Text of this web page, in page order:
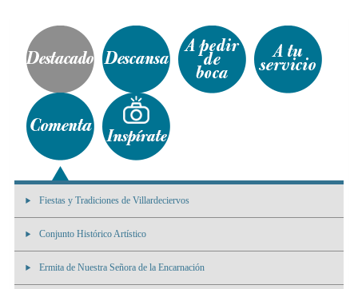
Fiestas y Tradiciones de Villardeciervos
Conjunto Histórico Artístico
Ermita de Nuestra Señora de la Encarnación